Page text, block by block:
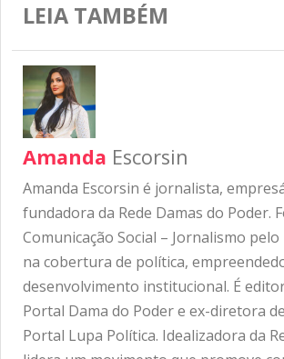
LEIA TAMBÉM
Amanda Escorsin
Amanda Escorsin é jornalista,
fundadora da Rede Damas do Poder.
Comunicação Social – Jornalismo pelo
na cobertura de política,
desenvolvimento institucional. É
Portal Dama do Poder e ex-diretora
Portal Lupa Política. Idealizadora da